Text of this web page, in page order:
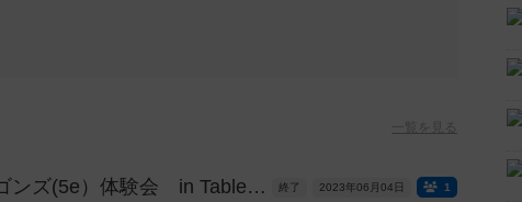
一覧を見る
ダンジョンズ・アンド・ドラゴンズ(5e）体験会 in Table Game Cafe Sirocco 終了 2023年06月04日 1